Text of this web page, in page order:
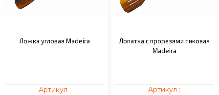
Ложка угловая Madeira
Артикул :
Лопатка с прорезями тиковая
Madeira
Артикул :